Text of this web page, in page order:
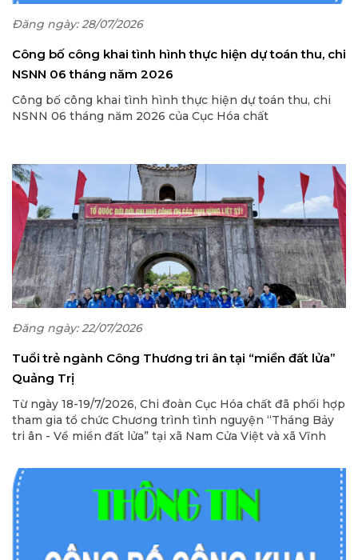
Đăng ngày: 28/07/2026
Công bố công khai tình hình thực hiện dự toán thu, chi
NSNN 06 tháng năm 2026
Công bố công khai tình hình thực hiện dự toán thu, chi
NSNN 06 tháng năm 2026 của Cục Hóa chất
Đăng ngày: 22/07/2026
Tuổi trẻ ngành Công Thương tri ân tại “miền đất lửa”
Quảng Trị
Từ ngày 18-19/7/2026, Chi đoàn Cục Hóa chất đã phối hợp
tham gia tổ chức Chương trình tình nguyện “Tháng Bảy
tri ân - Về miền đất lửa” tại xã Nam Cửa Việt và xã Vĩnh
mại và Đoàn thanh niên Ủy ban Cạnh tranh Quốc gia (Bộ
Công Thương) cùng các cơ sở Đoàn thuộc Đoàn Thanh
niên Bộ Công Thương tổ chức